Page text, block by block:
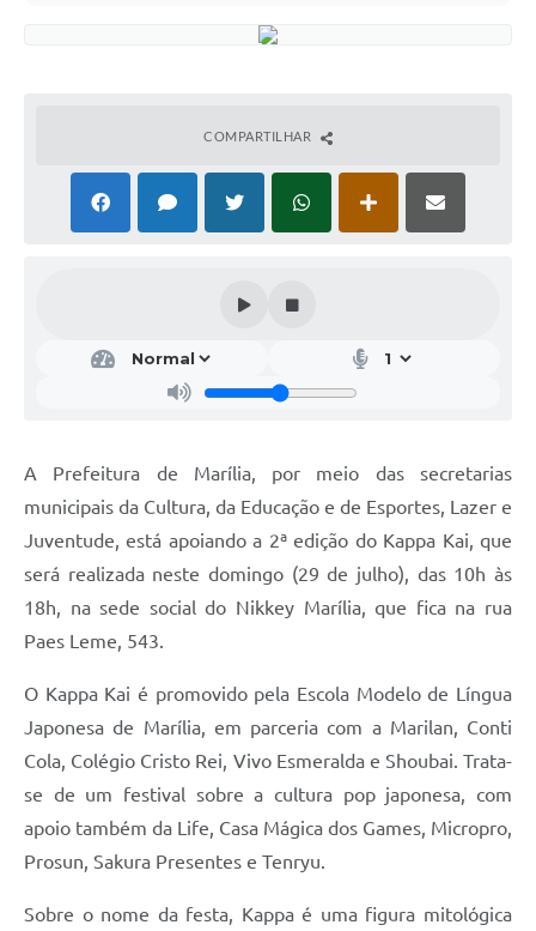
COMPARTILHAR
A Prefeitura de Marília, por meio das secretarias
municipais da Cultura, da Educação e de Esportes, Lazer e
Juventude, está apoiando a 2ª edição do Kappa Kai, que
será realizada neste domingo (29 de julho), das 10h às
18h, na sede social do Nikkey Marília, que fica na rua
Paes Leme, 543.
O Kappa Kai é promovido pela Escola Modelo de Língua
Japonesa de Marília, em parceria com a Marilan, Conti
Cola, Colégio Cristo Rei, Vivo Esmeralda e Shoubai. Trata-
se de um festival sobre a cultura pop japonesa, com
apoio também da Life, Casa Mágica dos Games, Micropro,
Prosun, Sakura Presentes e Tenryu.
Sobre o nome da festa, Kappa é uma figura mitológica